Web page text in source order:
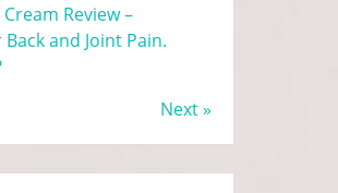
Review –
Back and Joint Pain.
Next »